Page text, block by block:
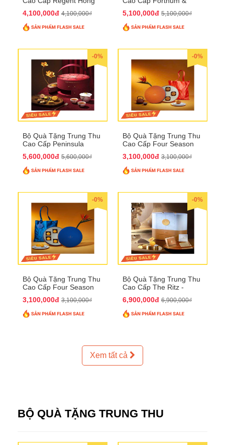
4,100,000đ 4,100,000₫ 5,100,000đ 5,100,000₫
-0%
Bộ Quà Tặng Trung Thu
Cao Cấp Peninsula
5,600,000đ 5,600,000₫
-0%
Bộ Quà Tặng Trung Thu
Cao Cấp Four Season
3,100,000đ 3,100,000₫
-0%
Bộ Quà Tặng Trung Thu
Cao Cấp Four Season
3,100,000đ 3,100,000₫
-0%
Bộ Quà Tặng Trung Thu
Cao Cấp The Ritz -
6,900,000đ 6,900,000₫
Xem tất cả
BỘ QUÀ TẶNG TRUNG THU